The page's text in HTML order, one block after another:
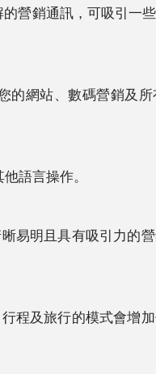
營銷通訊，可吸引一
的網站、數碼營銷及
語言操作。
易明且具有吸引力的
程及旅行的模式會增